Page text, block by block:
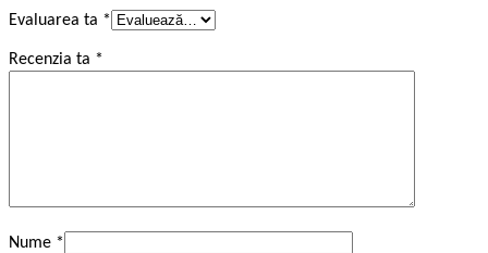
Evaluarea ta *
Recenzia ta *
Nume *